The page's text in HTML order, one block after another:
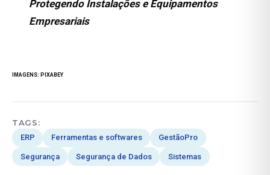
Protegendo Instalações e Equipamentos
Empresariais
IMAGENS: PIXABEY
TAGS:
ERP Ferramentas e softwares GestãoPro
Segurança Segurança de Dados Sistemas